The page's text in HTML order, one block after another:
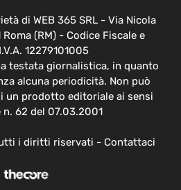
di WEB 365 SRL - Via Nicola
Roma (RM) - Codice Fiscale e
12279101005
testata giornalistica, in quanto
alcuna periodicità. Non può
un prodotto editoriale ai sensi
n. 62 del 07.03.2001
i diritti riservati - Contattaci